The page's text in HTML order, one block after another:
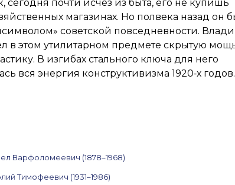
сегодня почти исчез из быта, его не купишь
магазинах. Но полвека назад он
советской повседневности.
в этом утилитарном предмете скрытую
В изгибах стального ключа для него
вся энергия конструктивизма 1920‑х годов.
Варфоломеевич (1878–1968)
Тимофеевич (1931–1986)